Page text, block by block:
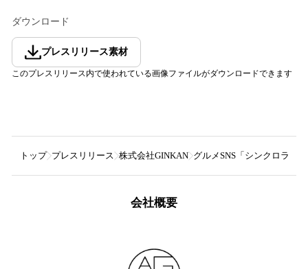
ダウンロード
プレスリリース素材
このプレスリリース内で使われている画像ファイルがダウンロードできます
トップ プレスリリース 株式会社GINKAN グルメSNS「シンクロライ
会社概要